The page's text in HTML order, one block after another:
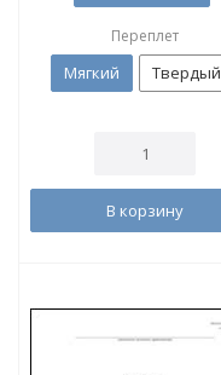
Переплет
Мягкий Твердый
В корзину